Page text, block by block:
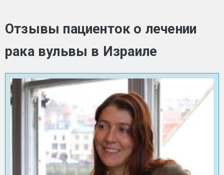
Отзывы пациенток о лечении
рака вульвы в Израиле